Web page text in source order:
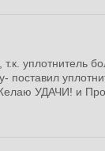
уплотнитель
поставил
УДАЧИ! и